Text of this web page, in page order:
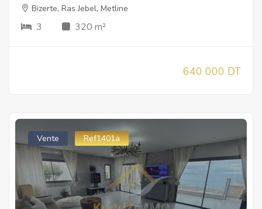
Bizerte, Ras Jebel, Metline
3 320 m²
640 000 DT
Vente Ref1401a